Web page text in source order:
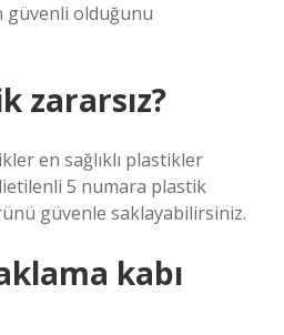
güvenli olduğunu
zararsız?
en sağlıklı plastikler
5 numara plastik
güvenle saklayabilirsiniz.
kabı